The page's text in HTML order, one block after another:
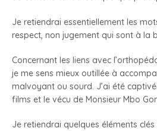
Je retiendrai essentiellement les
respect, non jugement qui sont à la
Concernant les liens avec
je me sens mieux outillée à
malvoyant ou sourd. J’ai été
films et le vécu de Monsieur Mbo
Je retiendrai quelques éléments